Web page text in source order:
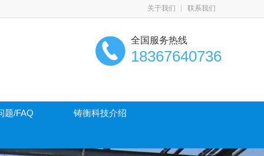
关于我们 联系我们
全国服务热线
18367640736
题/FAQ 铸衡科技介绍